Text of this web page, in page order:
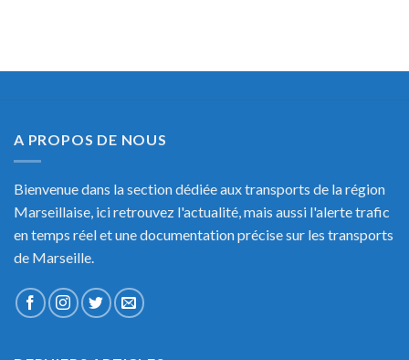
A PROPOS DE NOUS
Bienvenue dans la section dédiée aux transports de la région
Marseillaise, ici retrouvez l'actualité, mais aussi l'alerte trafic
en temps réel et une documentation précise sur les transports
de Marseille.